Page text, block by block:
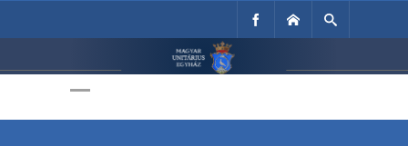
Unitárius Egyház